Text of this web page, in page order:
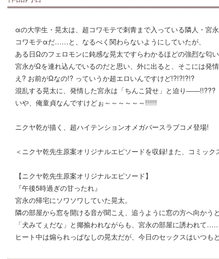
αの大学生・晃太は、超コワモテで刺青まで入っている隣人・宮
コワモテαだ……と、なるべく関わらないようにしていたが、
ある日Ωのフェロモンに鈍感な晃太ですらわかるほどの強烈な
宮永がΩを連れ込んでいるのだと思い、外に出ると、そこには
え? お前がΩなの!? っていうか超エロいんですけど!?!?!?!?
混乱する晃太に、発情した宮永は「ちんこ貸せ」と迫り――!!???
いや、俺童貞なんですけどぉ～～～～～～!!!!!!
ニクヤ乾が描く、超ハイテンションオメガバースラブコメ登場!
＜ニクヤ乾先生原案オリジナルエピソードを収録!また、コミッ
【ニクヤ乾先生原案オリジナルエピソード】
『午後5時過ぎの甘ったれ』
宮永の帰宅にソワソワしていた晃太。
隣の部屋から窓を開ける音が聞こえ、追うように窓の方へ向かう
「犬みてぇだな」と揶揄われながらも、宮永の部屋に誘われて
ヒート中は煽られっぱなしの晃太だが、今日のセックスはいつも